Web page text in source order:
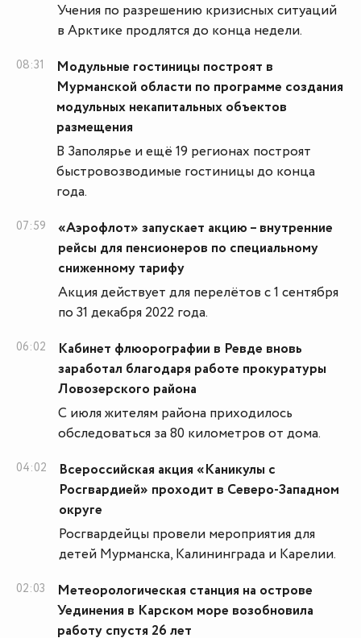
Учения по разрешению кризисных ситуаций
в Арктике продлятся до конца недели.
08:31
Модульные гостиницы построят в
Мурманской области по программе создания
модульных некапитальных объектов
размещения
В Заполярье и ещё 19 регионах построят
быстровозводимые гостиницы до конца
года.
07:59
«Аэрофлот» запускает акцию – внутренние
рейсы для пенсионеров по специальному
сниженному тарифу
Акция действует для перелётов с 1 сентября
по 31 декабря 2022 года.
06:02
Кабинет флюорографии в Ревде вновь
заработал благодаря работе прокуратуры
Ловозерского района
С июля жителям района приходилось
обследоваться за 80 километров от дома.
04:02
Всероссийская акция «Каникулы с
Росгвардией» проходит в Северо-Западном
округе
Росгвардейцы провели мероприятия для
детей Мурманска, Калининграда и Карелии.
02:03
Метеорологическая станция на острове
Уединения в Карском море возобновила
работу спустя 26 лет